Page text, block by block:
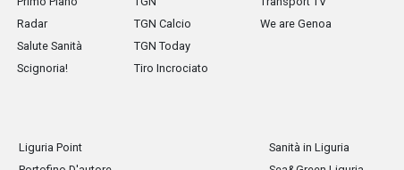
Radar
Salute Sanità
Scignoria!
TGN Calcio
TGN Today
Tiro Incrociato
We are Genoa
Liguria Point
Sanità in Liguria